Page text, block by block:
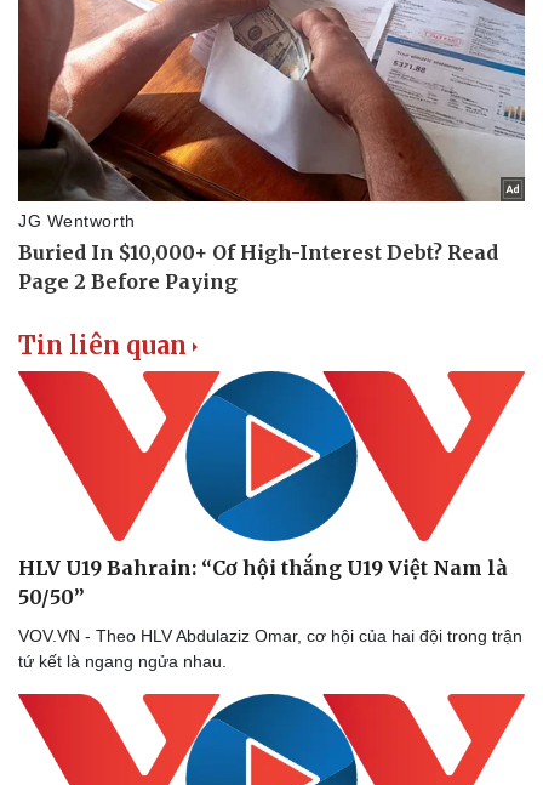
Tin liên quan
HLV U19 Bahrain: “Cơ hội thắng U19 Việt Nam là
50/50”
VOV.VN - Theo HLV Abdulaziz Omar, cơ hội của hai đội trong trận
tứ kết là ngang ngửa nhau.